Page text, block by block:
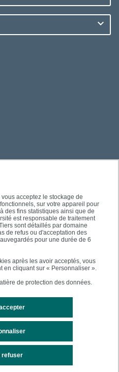
acceptez le stockage de
sur votre appareil pour
des fins statistiques ainsi que de
est responsable de traitement
sont détaillés par domaine
de refus ou d'acceptation des
pour une durée de 6
après les avoir acceptés, vous
en cliquant sur « Personnaliser ».
de protection des données.
refuser
du site